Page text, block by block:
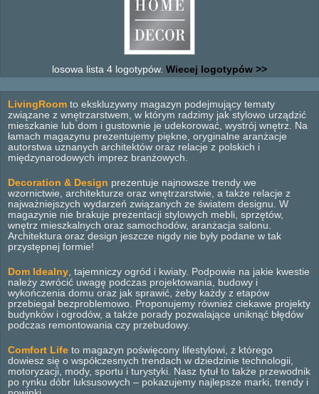
losowa lista 4 logotypów. Wiecej logotypów >>
LivingRoom to ekskluzywny magazyn podejmujący tematy
związane z wnętrzarstwem, w którym radzimy jak stylowo urządzić
mieszkanie lub dom i gustownie je udekorować, wystrój wnętrz. Na
łamach magazynu prezentujemy piękne, oryginalne aranżacje
autorstwa uznanych architektów oraz relacje z polskich i
międzynarodowych imprez branżowych.
Decoration & Design prezentuje najnowsze trendy we
wzornictwie, architekturze oraz wnętrzarstwie, a także relacje z
najważniejszych wydarzeń związanych ze światem designu. W
magazynie nie brakuje prezentacji stylowych mebli, sprzętów,
wnętrz mieszkalnych oraz samochodów, aranżacja salonu.
Architektura oraz design jeszcze nigdy nie były podane w tak
przystępnej formie!
Dom Idealny , tajemniczy ogród i kwiaty. Podpowie na jakie kwestie
należy zwrócić uwagę podczas projektowania, budowy i
wykończenia domu oraz jak sprawić, żeby każdy z etapów
przebiegał bezproblemowo. Proponujemy również ciekawe projekty
budynków i ogrodów, a także porady pozwalające uniknąć błędów
podczas remontowania czy przebudowy.
Comfort Life to magazyn poświęcony lifestylowi, z którego
dowiesz się o współczesnych trendach w dziedzinie technologii,
motoryzacji, mody, sportu i turystyki. Nasz tytuł to także przewodnik
po rynku dóbr luksusowych – pokazujemy najlepsze marki, trendy i